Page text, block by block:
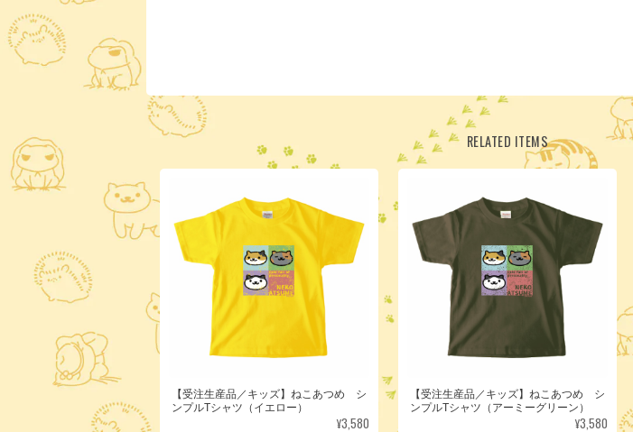
RELATED ITEMS
【受注生産品／キッズ】ねこあつめ シ
ンプルTシャツ（イエロー）
¥3,580
【受注生産品／キッズ】ねこあつめ シ
ンプルTシャツ（アーミーグリーン）
¥3,580